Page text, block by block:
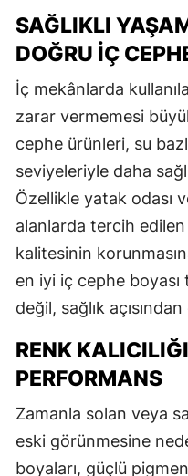
SAĞLIKLI
DOĞRU İÇ
İç mekânlarda
zarar vermemesi
cephe ürünleri, su
seviyeleriyle daha
Özellikle yatak odası
alanlarda tercih
kalitesinin
en iyi iç cephe boyası
değil, sağlık
RENK
PERFORMANS
Zamanla solan veya
eski görünmesine
boyaları, güçlü